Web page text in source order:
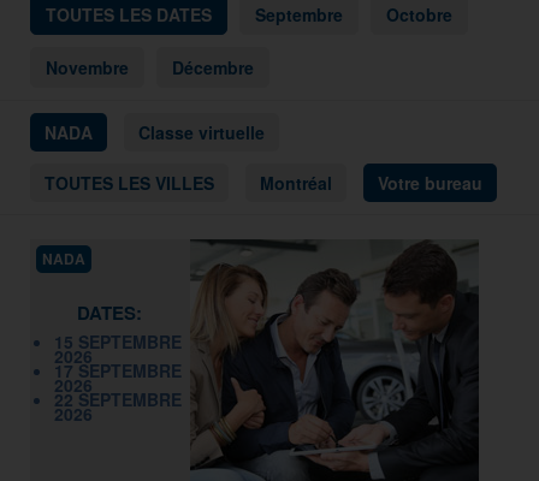
TOUTES LES DATES Septembre Octobre
Novembre Décembre
NADA Classe virtuelle
TOUTES LES VILLES Montréal Votre bureau
NADA
DATES:
15 SEPTEMBRE
2026
17 SEPTEMBRE
2026
22 SEPTEMBRE
2026